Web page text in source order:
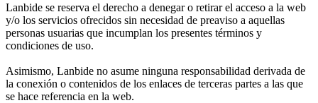
Lanbide se reserva el derecho a denegar o retirar el acceso a la web
y/o los servicios ofrecidos sin necesidad de preaviso a aquellas
personas usuarias que incumplan los presentes términos y
condiciones de uso.
Asimismo, Lanbide no asume ninguna responsabilidad derivada de
la conexión o contenidos de los enlaces de terceras partes a las que
se hace referencia en la web.